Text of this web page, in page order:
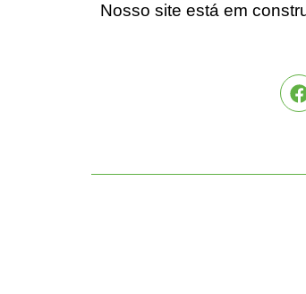
Nosso site está em